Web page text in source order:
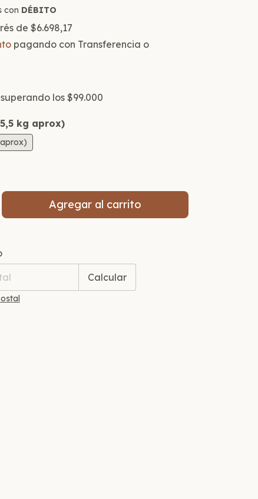
conDÉBITO
de $6.698,17
pagando con Transferencia o
superando los$99.000
kg aprox)
Calcular